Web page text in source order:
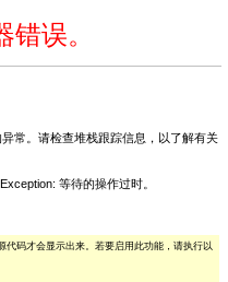
误。
常。请检查堆栈跟踪信息，以了解有关
等待的操作过时。
代码才会显示出来。若要启用此功能，请执行以